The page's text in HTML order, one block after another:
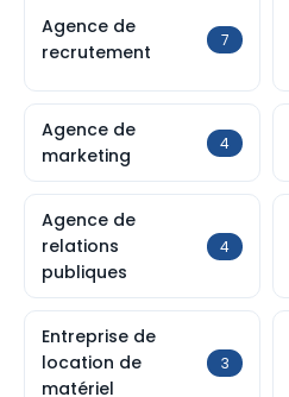
Agence de
recrutement
7
Agence de
marketing
4
Agence de
relations
publiques
4
Entreprise de
location de
matériel
3